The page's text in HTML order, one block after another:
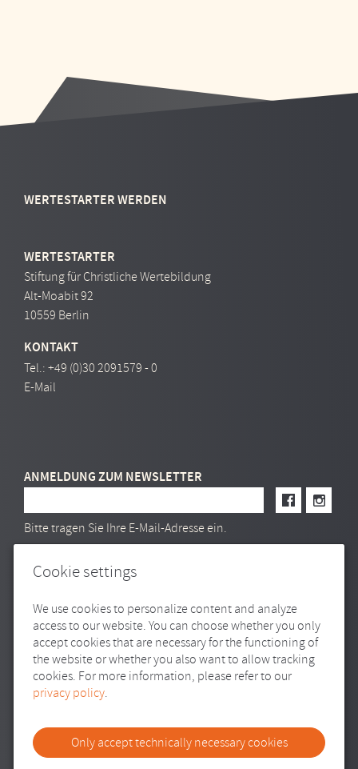
WERTESTARTER WERDEN
WERTESTARTER
Stiftung für Christliche Wertebildung
Alt-Moabit 92
10559 Berlin
KONTAKT
Tel.: +49 (0)30 2091579 - 0
E-Mail
ANMELDUNG ZUM NEWSLETTER
Bitte tragen Sie Ihre E-Mail-Adresse ein.
SITEMAP IMPRESSUM DATENSCHUTZ TRANSPARENZ
Cookie settings
We use cookies to personalize content and analyze
access to our website. You can choose whether you only
accept cookies that are necessary for the functioning of
the website or whether you also want to allow tracking
cookies. For more information, please refer to our
privacy policy.
Only accept technically necessary cookies